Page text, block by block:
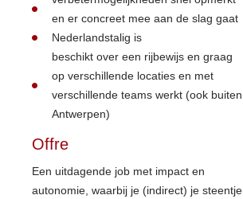
en er concreet mee aan de slag gaat
Nederlandstalig is
beschikt over een rijbewijs en graag
op verschillende locaties en met
verschillende teams werkt (ook buiten
Antwerpen)
Offre
Een uitdagende job met impact en
autonomie, waarbij je (indirect) je steentje